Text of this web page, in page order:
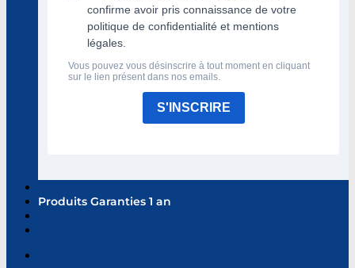
confirme avoir pris connaissance de votre
politique de confidentialité et mentions
légales.
Vous pouvez vous désinscrire à tout moment en cliquant
sur le lien présent dans nos emails.
S'INSCRIRE
Produits Garanties 1 an